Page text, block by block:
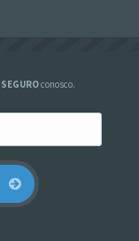
SEGUROconosco.